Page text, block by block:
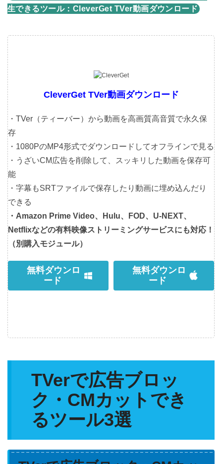
生できるツール：CleverGet TVer動画ダウンロード
CleverGet TVer動画ダウンロード
・TVer（ティーバー）から動画を高画質高音質で永久保
存
・1080PのMP4形式でダウンロードしてオフラインで見る
・うざいCM広告を削除して、スッキリした動画を保存可
能
・字幕もSRTファイルで保存したり動画に埋め込んだり
できる
・Amazon Prime Video、Hulu、FOD、U-NEXT、
Netflixなどの有料映像ストリーミングサービスにも対応！
（別購入モジュール）
無料ダウンロ
ード
無料ダウンロ
ード
TVerで広告ブロッ
ク・CMカットでき
るツール3選